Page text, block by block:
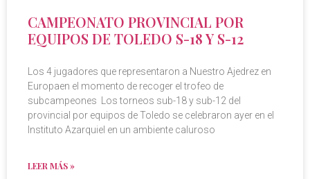
CAMPEONATO PROVINCIAL POR
EQUIPOS DE TOLEDO S-18 Y S-12
Los 4 jugadores que representaron a Nuestro Ajedrez en
Europaen el momento de recoger el trofeo de
subcampeones Los torneos sub-18 y sub-12 del
provincial por equipos de Toledo se celebraron ayer en el
Instituto Azarquiel en un ambiente caluroso
LEER MÁS »